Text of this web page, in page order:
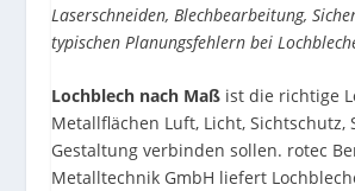
Laserschneiden, Blechbearbeitung,
typischen Planungsfehlern bei
Lochblech nach Maßist die richtige
Metallflächen Luft, Licht, Sichtschutz,
Gestaltung verbinden sollen. rotec
Metalltechnik GmbH liefert